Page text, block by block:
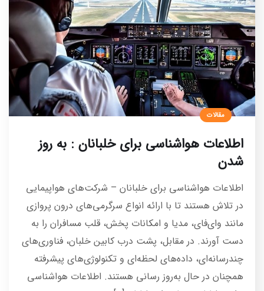
مقالات
اطلاعات هواشناسی برای خلبانان : به روز
شدن
اطلاعات هواشناسی برای خلبانان – شرکت‌های هواپیمایی
در تلاش هستند تا با ارائه انواع سرگرمی‌های درون پروازی
مانند وای‌فای، مدیا و امکانات پخش، قلب مسافران را به
دست آورند. در مقابل، پشت درب کابین خلبان، فناوری‌های
چندرسانه‌ای، داده‌های لحظه‌ای و تکنولوژی‌های پیشرفته
همچنان در حال به‌روز رسانی هستند. اطلاعات هواشناسی